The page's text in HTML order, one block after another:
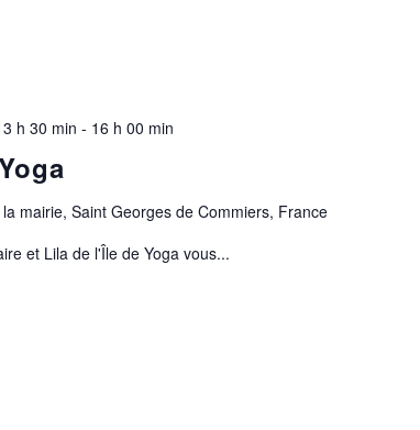
h 30 min - 16 h 00 min
mairie, Saint Georges de Commiers, France
et Lila de l'Île de Yoga vous...